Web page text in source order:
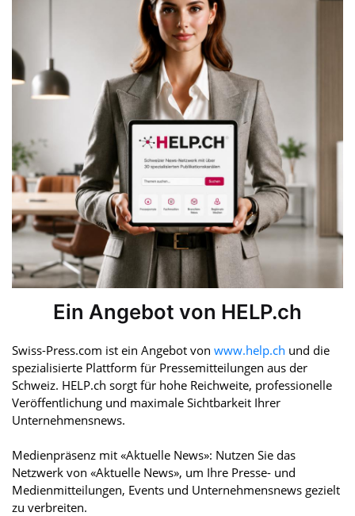
Ein Angebot von HELP.ch
Swiss-Press.com ist ein Angebot von www.help.ch und die
spezialisierte Plattform für Pressemitteilungen aus der
Schweiz. HELP.ch sorgt für hohe Reichweite, professionelle
Veröffentlichung und maximale Sichtbarkeit Ihrer
Unternehmensnews.
Medienpräsenz mit «Aktuelle News»: Nutzen Sie das
Netzwerk von «Aktuelle News», um Ihre Presse- und
Medienmitteilungen, Events und Unternehmensnews gezielt
zu verbreiten.